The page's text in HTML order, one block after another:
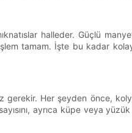
halleder. Güçlü
tamam. İşte bu kadar
gerekir. Her şeyden önce,
ayrıca küpe veya